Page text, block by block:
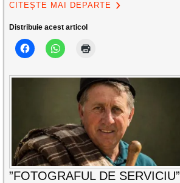
CITEȘTE MAI DEPARTE
Distribuie acest articol
”FOTOGRAFUL DE SERVICIU”